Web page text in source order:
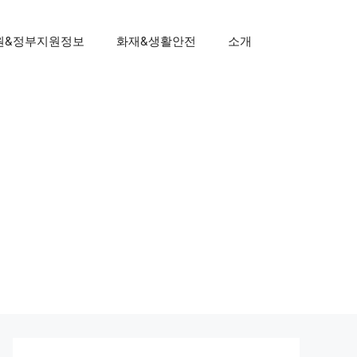
&정부지원정보 화재&생활안전 소개